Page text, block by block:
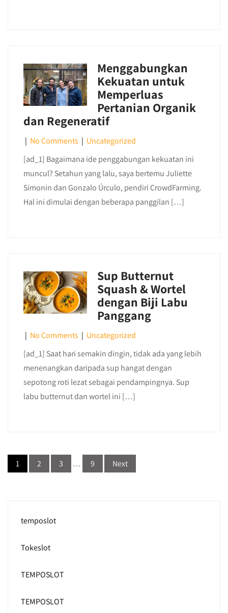
Menggabungkan
Kekuatan untuk
Memperluas
Pertanian Organik
dan Regeneratif
| No Comments | Uncategorized
[ad_1] Bagaimana ide penggabungan kekuatan ini
muncul? Setahun yang lalu, saya bertemu Juliette
Simonin dan Gonzalo Úrculo, pendiri CrowdFarming.
Hal ini dimulai dengan beberapa panggilan […]
Sup Butternut
Squash & Wortel
dengan Biji Labu
Panggang
| No Comments | Uncategorized
[ad_1] Saat hari semakin dingin, tidak ada yang lebih
menenangkan daripada sup hangat dengan
sepotong roti lezat sebagai pendampingnya. Sup
labu butternut dan wortel ini […]
Posts
pagination
1 2 3 … 9 Next
temposlot
Tokeslot
TEMPOSLOT
TEMPOSLOT